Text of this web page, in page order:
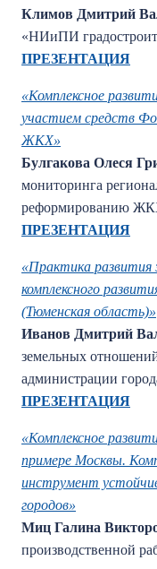
Климов Дмитрий
«НИиПИ
ПРЕЗЕНТАЦИЯ
«Комплексное
участием средств
ЖКХ»
Булгакова Олеся
мониторинга
реформированию
ПРЕЗЕНТАЦИЯ
«Практика развития
комплексного
(Тюменская область)»
Иванов Дмитрий
земельных
администрации
ПРЕЗЕНТАЦИЯ
«Комплексное
примере Москвы.
инструмент
городов»
Миц Галина
производственной